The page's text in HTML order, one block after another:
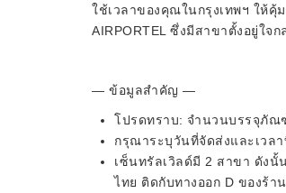
ใช้เวลาของคุณในกรุงเทพฯ ให้คุ้
AIRPORTEL ซึ่งมีสาขาตั้งอยู่ใจ
— ข้อมูลสำคัญ —
โปรดทราบ: จำนวนบรรจุภัณ
กรุณาระบุวันที่จัดส่งและเวล
เซ็นทรัลเวิลด์มี 2 สาขา ดัง
ไทย ติดกับทางออก D ของร้